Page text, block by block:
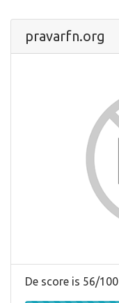
pravarfn.org
De score is 56/100